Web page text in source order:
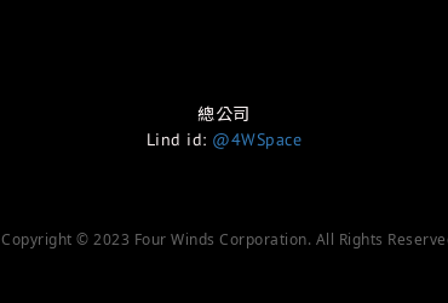
總公司
Lind id: @4WSpace
Copyright © 2023 Four Winds Corporation. All Rights